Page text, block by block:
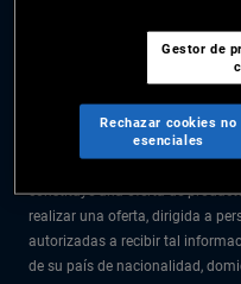
título informativo y no debe
inversión. Se recomienda a los
Los productos y servicios están
constituye una oferta de
realizar una oferta, dirigida a
autorizadas a recibir tal
de su país de nacionalidad,
Gestor de
Rechazar cookies no
esenciales